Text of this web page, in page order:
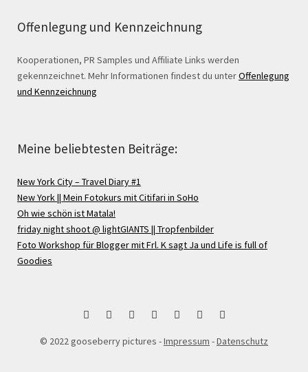
Offenlegung und Kennzeichnung
Kooperationen, PR Samples und Affiliate Links werden
gekennzeichnet. Mehr Informationen findest du unterOffenlegung
und Kennzeichnung
Meine beliebtesten Beiträge:
New York City – Travel Diary #1
New York || Mein Fotokurs mit Citifari in SoHo
Oh wie schön ist Matala!
friday night shoot @ lightGIANTS || Tropfenbilder
Foto Workshop für Blogger mit Frl. K sagt Ja und Life is full of
Goodies
bloglovinInstagramFacebookGooglePinterestTwitterRSS
© 2022 gooseberry pictures -Impressum -Datenschutz